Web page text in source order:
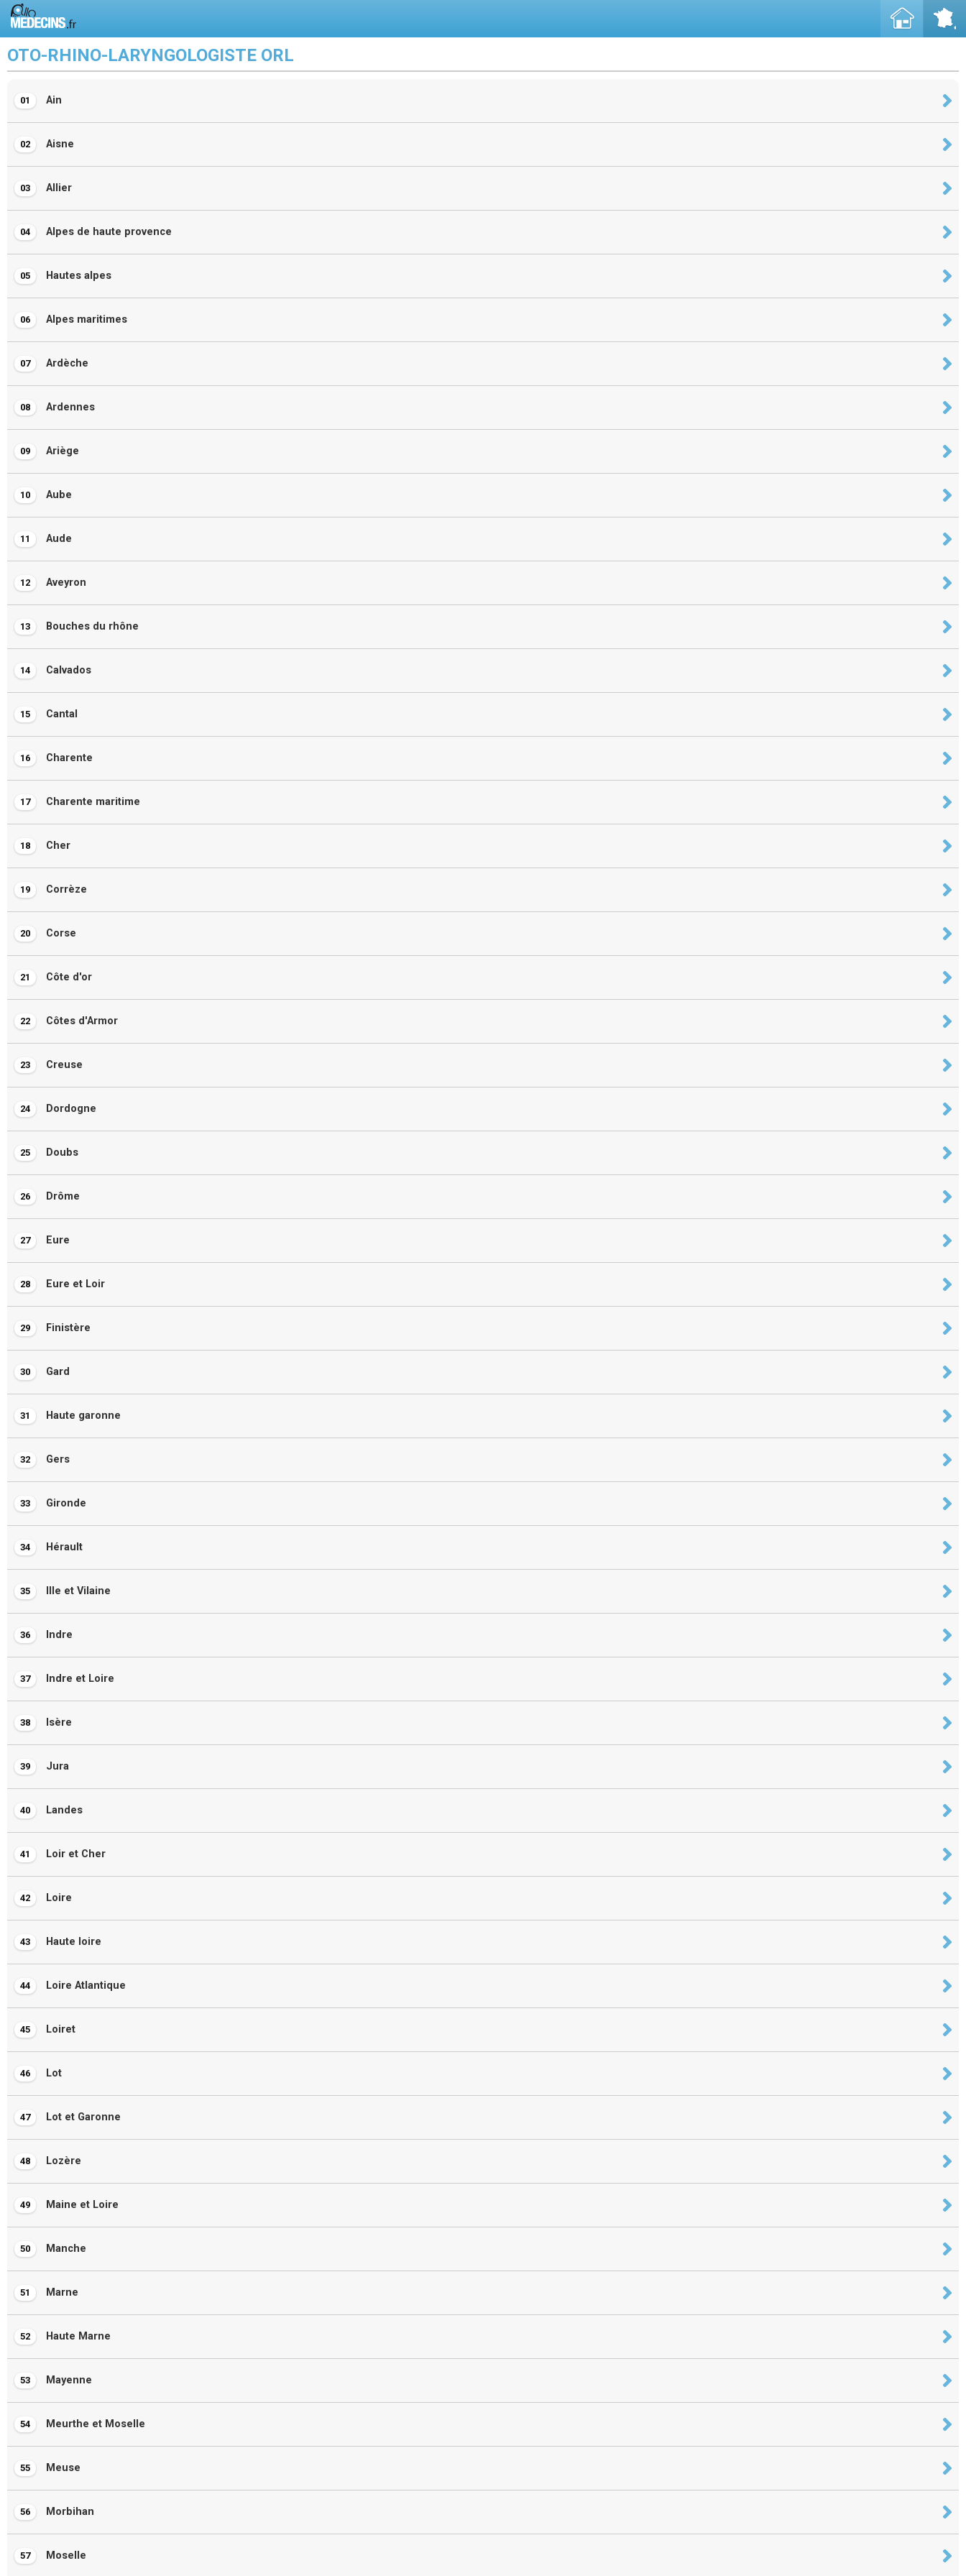
OTO-RHINO-LARYNGOLOGISTE ORL
01 Ain
02 Aisne
03 Allier
04 Alpes de haute provence
05 Hautes alpes
06 Alpes maritimes
07 Ardèche
08 Ardennes
09 Ariège
10 Aube
11 Aude
12 Aveyron
13 Bouches du rhône
14 Calvados
15 Cantal
16 Charente
17 Charente maritime
18 Cher
19 Corrèze
20 Corse
21 Côte d'or
22 Côtes d'Armor
23 Creuse
24 Dordogne
25 Doubs
26 Drôme
27 Eure
28 Eure et Loir
29 Finistère
30 Gard
31 Haute garonne
32 Gers
33 Gironde
34 Hérault
35 Ille et Vilaine
36 Indre
37 Indre et Loire
38 Isère
39 Jura
40 Landes
41 Loir et Cher
42 Loire
43 Haute loire
44 Loire Atlantique
45 Loiret
46 Lot
47 Lot et Garonne
48 Lozère
49 Maine et Loire
50 Manche
51 Marne
52 Haute Marne
53 Mayenne
54 Meurthe et Moselle
55 Meuse
56 Morbihan
57 Moselle